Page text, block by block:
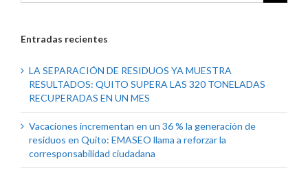
Entradas recientes
LA SEPARACIÓN DE RESIDUOS YA MUESTRA
RESULTADOS: QUITO SUPERA LAS 320 TONELADAS
RECUPERADAS EN UN MES
Vacaciones incrementan en un 36 % la generación de
residuos en Quito: EMASEO llama a reforzar la
corresponsabilidad ciudadana